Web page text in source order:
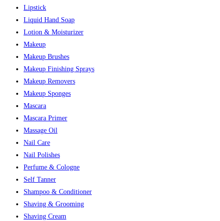
Lipstick
Liquid Hand Soap
Lotion & Moisturizer
Makeup
Makeup Brushes
Makeup Finishing Sprays
Makeup Removers
Makeup Sponges
Mascara
Mascara Primer
Massage Oil
Nail Care
Nail Polishes
Perfume & Cologne
Self Tanner
Shampoo & Conditioner
Shaving & Grooming
Shaving Cream